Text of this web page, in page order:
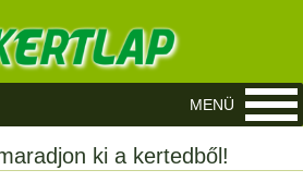
ki a kertedből!